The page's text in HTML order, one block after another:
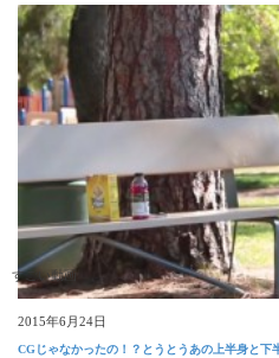
すごい動画
2015年6月24日
CGじゃなかったの！？とうとうあの上半身と